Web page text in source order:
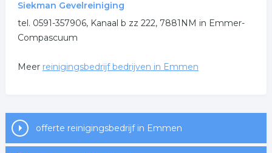
Siekman Gevelreiniging
tel. 0591-357906, Kanaal b zz 222, 7881NM in Emmer-
Compascuum
Meer reinigingsbedrijf bedrijven in Emmen
offerte reinigingsbedrijf in Emmen